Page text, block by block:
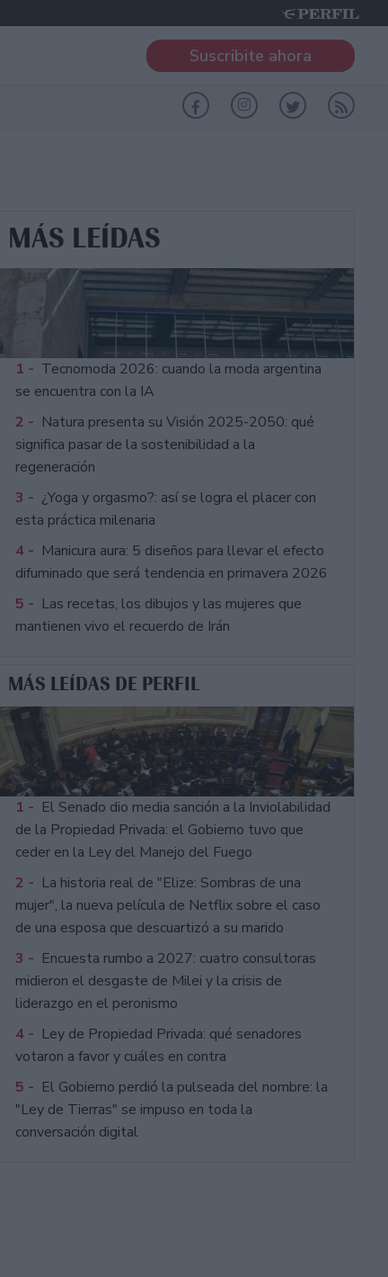
Suscribite ahora
MÁS LEÍDAS
1 - Tecnomoda 2026: cuando la moda argentina
se encuentra con la IA
2 - Natura presenta su Visión 2025-2050: qué
significa pasar de la sostenibilidad a la
regeneración
3 - ¿Yoga y orgasmo?: así se logra el placer con
esta práctica milenaria
4 - Manicura aura: 5 diseños para llevar el efecto
difuminado que será tendencia en primavera 2026
5 - Las recetas, los dibujos y las mujeres que
mantienen vivo el recuerdo de Irán
MÁS LEÍDAS DE PERFIL
1 - El Senado dio media sanción a la Inviolabilidad
de la Propiedad Privada: el Gobierno tuvo que
ceder en la Ley del Manejo del Fuego
2 - La historia real de "Elize: Sombras de una
mujer", la nueva película de Netflix sobre el caso
de una esposa que descuartizó a su marido
3 - Encuesta rumbo a 2027: cuatro consultoras
midieron el desgaste de Milei y la crisis de
liderazgo en el peronismo
4 - Ley de Propiedad Privada: qué senadores
votaron a favor y cuáles en contra
5 - El Gobierno perdió la pulseada del nombre: la
"Ley de Tierras" se impuso en toda la
conversación digital